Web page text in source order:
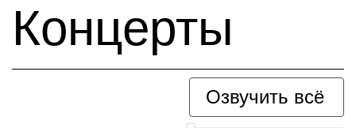
Концерты
Озвучить всё